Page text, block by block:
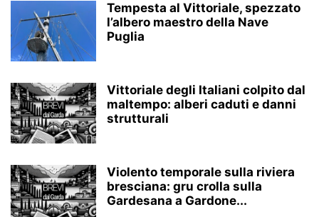
Tempesta al Vittoriale, spezzato
l’albero maestro della Nave
Puglia
Vittoriale degli Italiani colpito dal
maltempo: alberi caduti e danni
strutturali
Violento temporale sulla riviera
bresciana: gru crolla sulla
Gardesana a Gardone...